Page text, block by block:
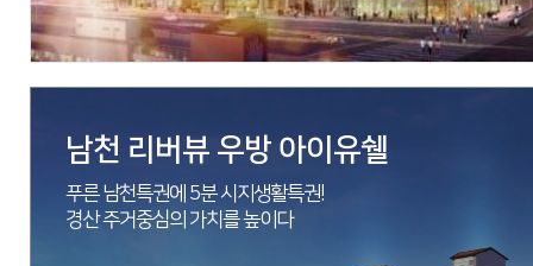
자세히 보기
남천 리버뷰 우방 아이유쉘
푸른 남천특권에 5분 시지생활특권!
경산 주거중심의 가치를 높이다